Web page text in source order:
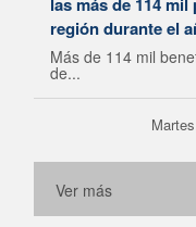
región durante el
Más de 114 mil
de...
Ver más